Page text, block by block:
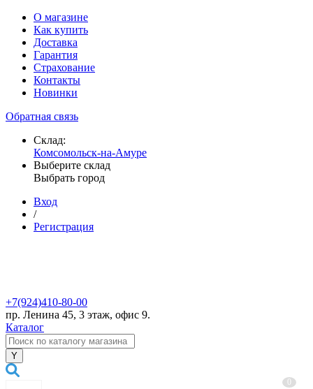
О магазине
Как купить
Доставка
Гарантия
Страхование
Контакты
Новинки
Обратная связь
Склад:
Комсомольск-на-Амуре
Выберите склад
Выбрать город
Вход
/
Регистрация
+7(924)410-80-00
пр. Ленина 45, 3 этаж, офис 9.
Каталог